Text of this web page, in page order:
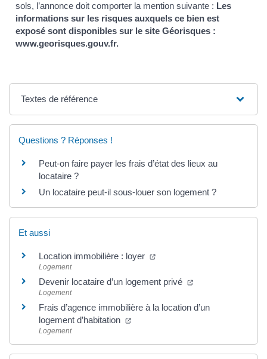
sols, l’annonce doit comporter la mention suivante : Les
informations sur les risques auxquels ce bien est
exposé sont disponibles sur le site Géorisques :
www.georisques.gouv.fr.
Textes de référence
Questions ? Réponses !
Peut-on faire payer les frais d’état des lieux au
locataire ?
Un locataire peut-il sous-louer son logement ?
Et aussi
Location immobilière : loyer
Logement
Devenir locataire d’un logement privé
Logement
Frais d’agence immobilière à la location d’un
logement d’habitation
Logement